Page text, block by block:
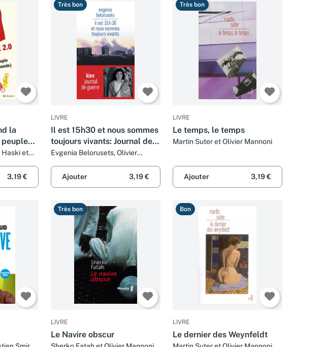
la
peuple
Haski et
3,19 €
Très bon
LIVRE
Il est 15h30 et nous sommes
toujours vivants: Journal de
guerre
Evgenia Belorusets, Olivier
Ajouter
3,19 €
Très bon
LIVRE
Le temps, le temps
Martin Suter et Olivier Mannoni
Ajouter 3,19 €
Très bon
LIVRE
Le Navire obscur
Bon
LIVRE
Le dernier des Weynfeldt